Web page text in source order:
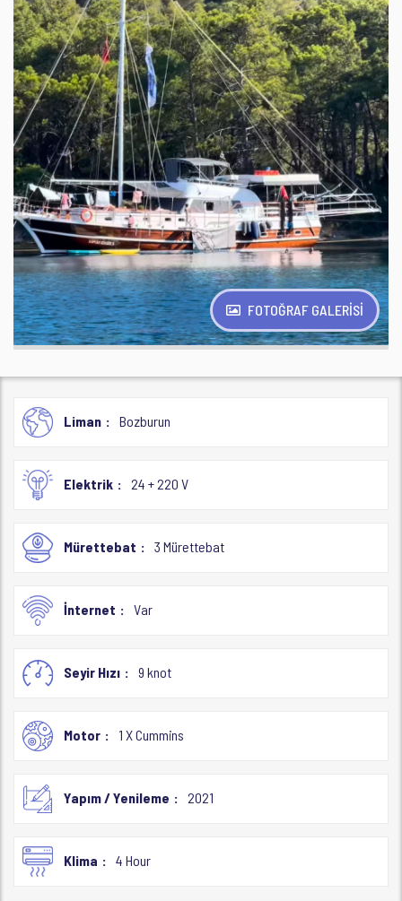
FOTOĞRAF GALERİSİ
Liman Bozburun
Elektrik 24 + 220 V
Mürettebat 3 Mürettebat
İnternet Var
Seyir Hızı 9 knot
Motor 1 X Cummins
Yapım / Yenileme 2021
Klima 4 Hour